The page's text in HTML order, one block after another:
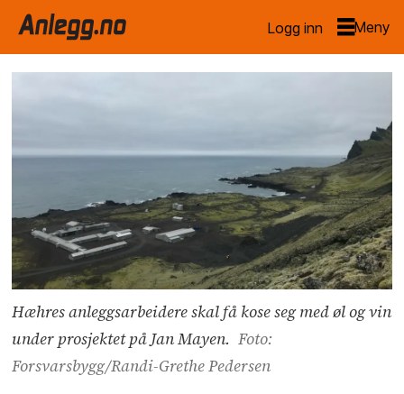
Logg inn
Hæhres anleggsarbeidere skal få kose seg med øl og vin
under prosjektet på Jan Mayen. Foto:
Forsvarsbygg/Randi-Grethe Pedersen